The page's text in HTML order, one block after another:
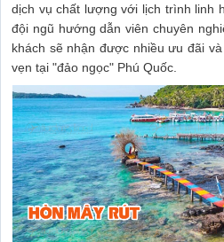
dịch vụ chất lượng với lịch trình linh
đội ngũ hướng dẫn viên chuyên
khách sẽ nhận được nhiều ưu đãi
vẹn tại "đảo ngọc" Phú Quốc.